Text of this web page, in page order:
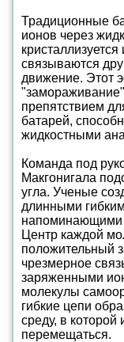
Традиционные
ионов через
связываются
движение. Этот
препятствием
батарей,
жидкостными
Команда под
Макгонигала
угла. Ученые
длинными
напоминающими
Центр каждой
положительный
чрезмерное
заряженными
молекулы
гибкие цепи
среду, в
перемещаться.